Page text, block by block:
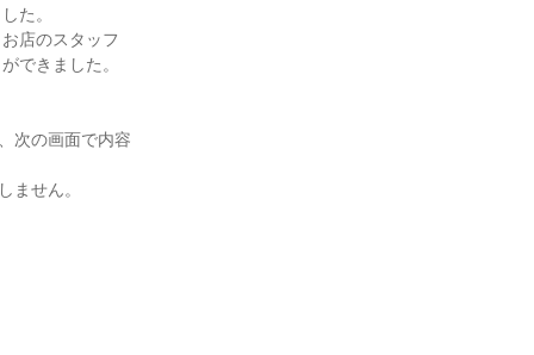
た。
店のスタッフ
できました。
次の画面で内容
ません。